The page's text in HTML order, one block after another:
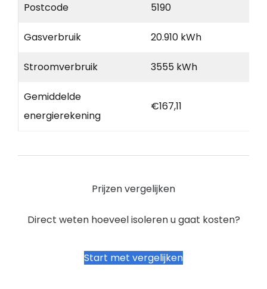
Postcode 5190
Gasverbruik 20.910 kWh
Stroomverbruik 3555 kWh
Gemiddelde
energierekening
€167,11
Prijzen vergelijken
Direct weten hoeveel isoleren u gaat kosten?
Start met vergelijken